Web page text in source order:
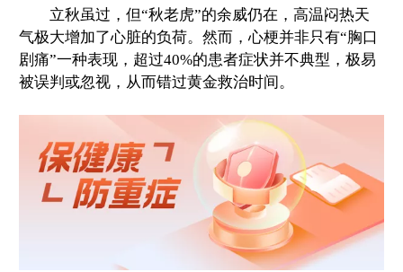
立秋虽过，但“秋老虎”的余威仍在，高温闷热天
气极大增加了心脏的负荷。然而，心梗并非只有“胸口
剧痛”一种表现，超过40%的患者症状并不典型，极易
被误判或忽视，从而错过黄金救治时间。